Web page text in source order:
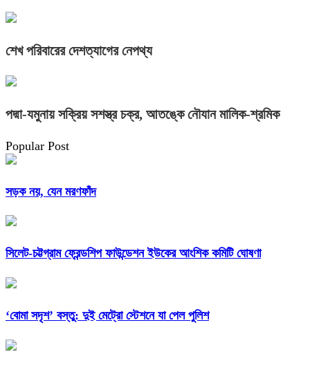
শেখ পরিবারের দেশত্যাগের নেপথ্য
পদ্মা-যমুনায় সক্রিয় সশস্ত্র চক্র, আতঙ্কে নৌযান মালিক-শ্রমিক
Popular Post
সড়ক নয়, যেন মরণফাঁদ
সিলেট-চট্টগ্রাম ফ্রেন্ডশিপ ফাউন্ডেশন ইউকের আংশিক কমিটি ঘোষণা
‘বোমা সদৃশ’ বস্তু: দুই মেট্রো স্টেশনে যা পেল পুলিশ